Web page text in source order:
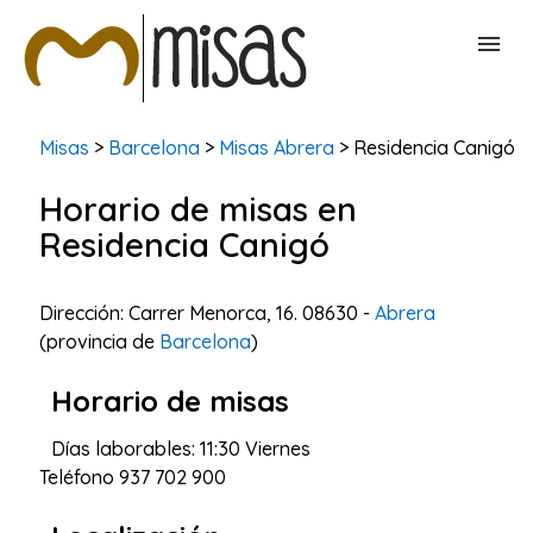
BUSCAR MISAS
CONTACTAR
Misas > Barcelona > Misas Abrera > Residencia Canigó
Horario de misas en
Residencia Canigó
Dirección: Carrer Menorca, 16. 08630 - Abrera
(provincia de Barcelona)
Horario de misas
Días laborables: 11:30 Viernes
Teléfono 937 702 900